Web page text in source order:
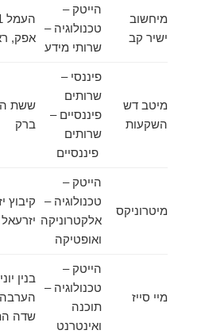
מיחשוב
ישיר קב
הייטק –
טכנולוגיה –
שרותי מידע
העמל
אפק, ראש
מיטב דש
השקעות
פיננסי –
שרותים
פיננסיים –
שרותים
פיננסיים
מיטרוניקס
הייטק –
טכנולוגיה –
אלקטרוניקה
ואופטיקה
קיבוץ
יזרעאל
מיי סייז
הייטק –
טכנולוגיה –
תוכנה
ואינטרנט
בנין
שדה